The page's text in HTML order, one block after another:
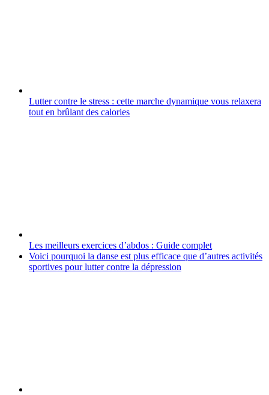
Lutter contre le stress : cette marche dynamique vous relaxera
tout en brûlant des calories
Les meilleurs exercices d’abdos : Guide complet
Voici pourquoi la danse est plus efficace que d’autres activités
sportives pour lutter contre la dépression